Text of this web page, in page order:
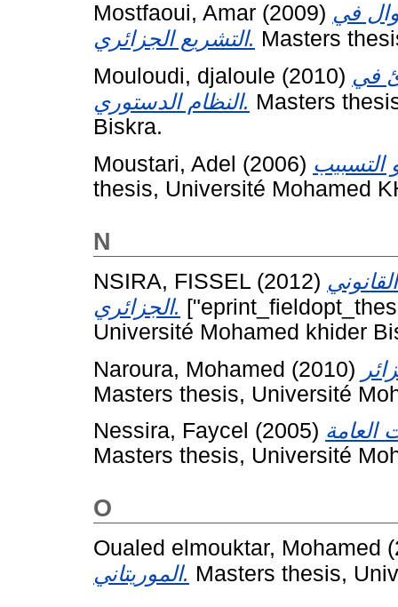
Mostfaoui, Amar (2009) في
التشريع الجزائري. Masters
Mouloudi, djaloule (2010) في
النظام الدستوري. Masters
Biskra.
Moustari, Adel (2006)
thesis, Université Mohamed
N
NSIRA, FISSEL (2012)
الجزائري.
Université Mohamed khider
Naroura, Mohamed (2010)
Masters thesis, Université
Nessira, Faycel (2005)
Masters thesis, Université
O
Oualed elmouktar, Mohamed
الموريتاني. Masters thesis,